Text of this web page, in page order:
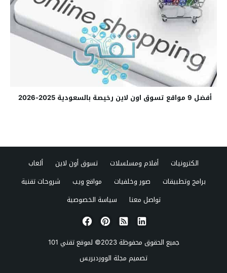
أفضل 9 مواقع تسوق اون لاين رخيصة بالسعودية 2025-2026
الكترونيات أفلام ومسلسلات تسوق أون لاين
ألعاب
برامج وتطبيقات
صور وخلفيات مواقع ويب
شروحات تقنية
تواصل معنا
سياسة الخصوصية
جميع الحقوق محفوظة 2023© لموقع
تقني 101
تصميم مجلة الووردبريس